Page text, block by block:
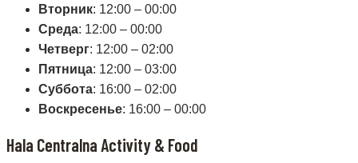
Вторник: 12:00 – 00:00
Среда: 12:00 – 00:00
Четверг: 12:00 – 02:00
Пятница: 12:00 – 03:00
Суббота: 16:00 – 02:00
Воскресенье: 16:00 – 00:00
Hala Centralna Activity & Food